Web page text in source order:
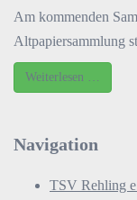
Am kommenden
Altpapiersammlung
Weiterlesen …
Navigation
TSV Rehling